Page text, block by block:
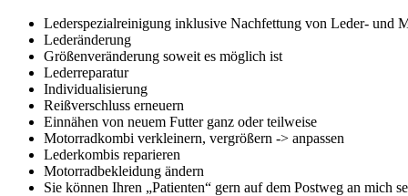
Lederspezialreinigung inklusive Nachfettung von Leder- und
Lederänderung
Größenveränderung soweit es möglich ist
Lederreparatur
Individualisierung
Reißverschluss erneuern
Einnähen von neuem Futter ganz oder teilweise
Motorradkombi verkleinern, vergrößern -> anpassen
Lederkombis reparieren
Motorradbekleidung ändern
Sie können Ihren „Patienten“ gern auf dem Postweg an mich